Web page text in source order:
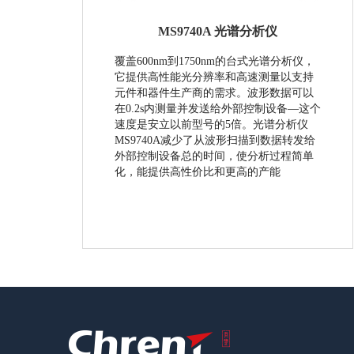
MS9740A 光谱分析仪
覆盖600nm到1750nm的台式光谱分析仪，
它提供高性能光分辨率和高速测量以支持
元件和器件生产商的需求。波形数据可以
在0.2s内测量并发送给外部控制设备—这个
速度是安立以前型号的5倍。光谱分析仪
MS9740A减少了从波形扫描到数据转发给
外部控制设备总的时间，使分析过程简单
化，能提供高性价比和更高的产能